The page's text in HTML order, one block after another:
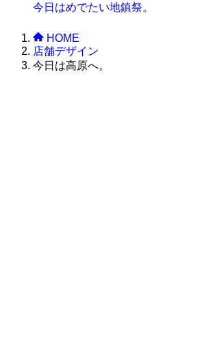
今日はめでたい地鎮祭。
HOME
店舗デザイン
今日は高原へ。